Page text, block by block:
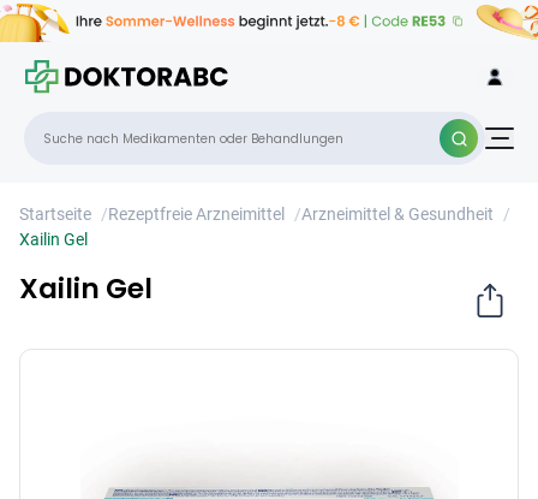
Startseite /Rezeptfreie Arzneimittel /Arzneimittel & Gesundheit
/
Xailin Gel
Xailin Gel
×